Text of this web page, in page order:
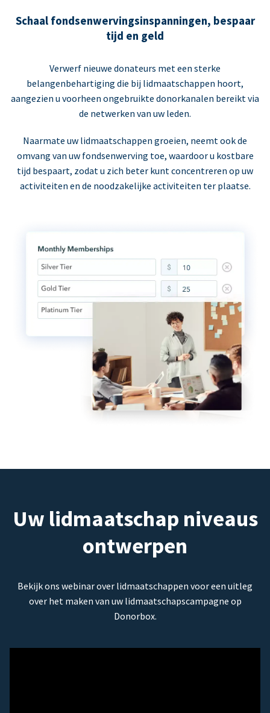
Schaal fondsenwervingsinspanningen, bespaar
tijd en geld
Verwerf nieuwe donateurs met een sterke
belangenbehartiging die bij lidmaatschappen hoort,
aangezien u voorheen ongebruikte donorkanalen bereikt via
de netwerken van uw leden.
Naarmate uw lidmaatschappen groeien, neemt ook de
omvang van uw fondsenwerving toe, waardoor u kostbare
tijd bespaart, zodat u zich beter kunt concentreren op uw
activiteiten en de noodzakelijke activiteiten ter plaatse.
Uw lidmaatschap niveaus
ontwerpen
Bekijk ons webinar over lidmaatschappen voor een uitleg
over het maken van uw lidmaatschapscampagne op
Donorbox.